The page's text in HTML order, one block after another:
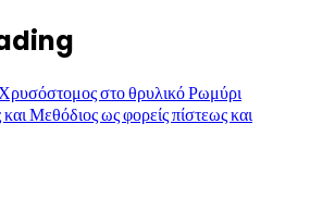
στο θρυλικό Ρωμύρι
Μεθόδιος ως φορείς πίστεως και